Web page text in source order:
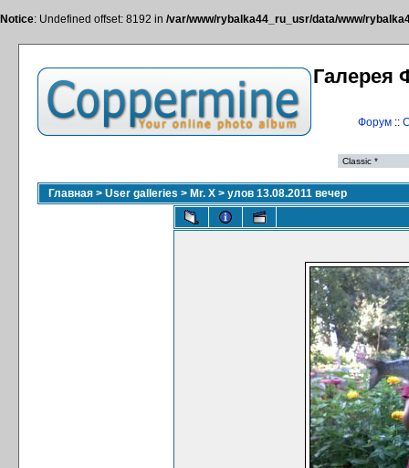
Notice: Undefined offset: 8192 in /var/www/rybalka44_ru_usr/data/www/
Галерея
Форум::
Главная > User galleries > Mr. X > улов 13.08.2011 вечер